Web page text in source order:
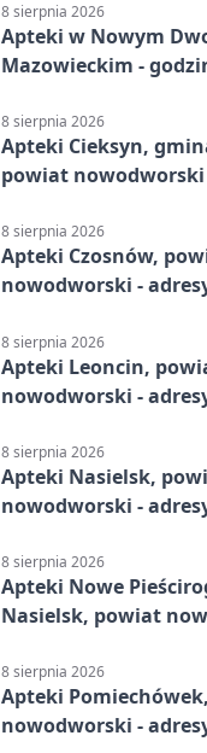
8 sierpnia 2026
Apteki w Nowym
Mazowieckim -
8 sierpnia 2026
Apteki Cieksyn,
powiat nowodworski
8 sierpnia 2026
Apteki Czosnów,
nowodworski -
8 sierpnia 2026
Apteki Leoncin,
nowodworski -
8 sierpnia 2026
Apteki Nasielsk,
nowodworski -
8 sierpnia 2026
Apteki Nowe
Nasielsk, powiat
8 sierpnia 2026
Apteki
nowodworski -